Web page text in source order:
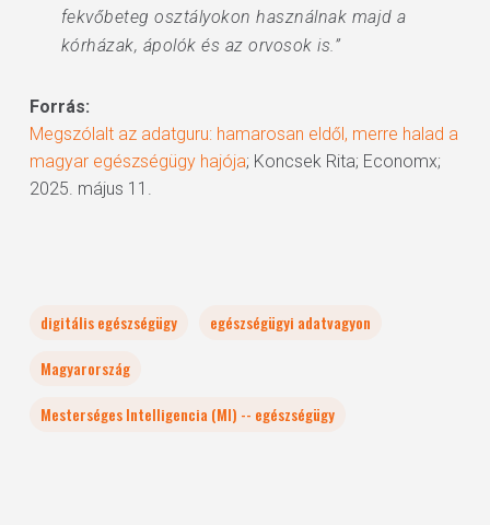
fekvőbeteg osztályokon használnak majd a
kórházak, ápolók és az orvosok is.”
Forrás:
Megszólalt az adatguru: hamarosan eldől, merre halad a
magyar egészségügy hajója; Koncsek Rita; Economx;
2025. május 11.
digitális egészségügy
egészségügyi adatvagyon
Magyarország
Mesterséges Intelligencia (MI) -- egészségügy